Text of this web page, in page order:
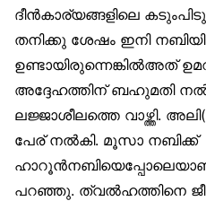
ദീന്‍കാര്യങ്ങളിലെ
തനിക്കു ശേഷം ഇനി
ഉണ്ടായിരുന്നെങ്കില്‍അത്
അദ്ദേഹത്തിന് ബഹുമതി
ലജ്ജാശീലത്തെ വാഴ്ത്തി.
പേര് നല്‍കി. മൂസാ നബിക്ക്
ഹാറൂന്‍നബിയെപ്പോലെയാണ്
പറഞ്ഞു. ത്വല്‍ഹത്തിനെ